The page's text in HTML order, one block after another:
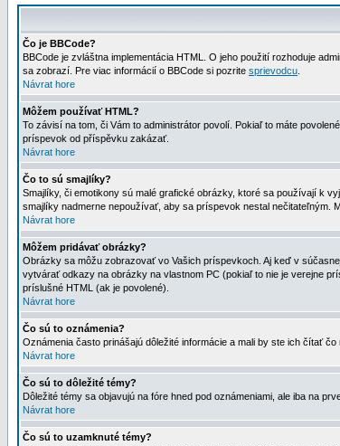
Čo je BBCode?
BBCode je zvláštna implementácia HTML. O jeho použití rozhoduje
sa zobrazí. Pre viac informácií o BBCode si pozrite sprievodcu
Návrat hore
Môžem používať HTML?
To závisí na tom, či Vám to administrátor povolí. Pokiaľ to máte
príspevok od příspěvku zakázať.
Návrat hore
Čo to sú smajlíky?
Smajlíky, či emotikony sú malé grafické obrázky, ktoré sa používají k
smajlíky nadmerne nepoužívať, aby sa príspevok nestal nečitateľným.
Návrat hore
Môžem pridávať obrázky?
Obrázky sa môžu zobrazovať vo Vašich príspevkoch. Aj keď v
vytvárať odkazy na obrázky na vlastnom PC (pokiaľ to nie je verejne
príslušné HTML (ak je povolené).
Návrat hore
Čo sú to oznámenia?
Oznámenia často prinášajú dôležité informácie a mali by ste ich čítať
Návrat hore
Čo sú to dôležité témy?
Dôležité témy sa objavujú na fóre hned pod oznámeniami, ale iba na
Návrat hore
Čo sú to uzamknuté témy?